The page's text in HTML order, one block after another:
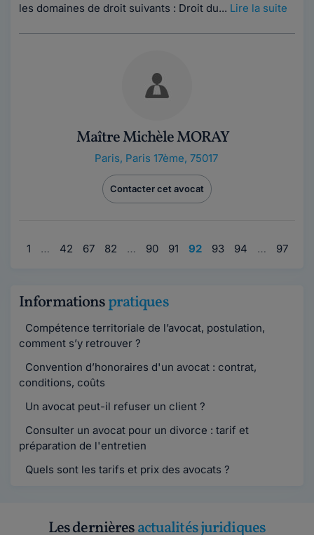
les domaines de droit suivants : Droit du... Lire la suite
Maître Michèle MORAY
Paris, Paris 17ème, 75017
Contacter cet avocat
1 … 42 67 82 … 90 91 92 93 94 … 97
Informationspratiques
Compétence territoriale de l’avocat, postulation,
comment s’y retrouver ?
Convention d’honoraires d'un avocat : contrat,
conditions, coûts
Un avocat peut-il refuser un client ?
Consulter un avocat pour un divorce : tarif et
préparation de l'entretien
Quels sont les tarifs et prix des avocats ?
Les dernièresactualités juridiques